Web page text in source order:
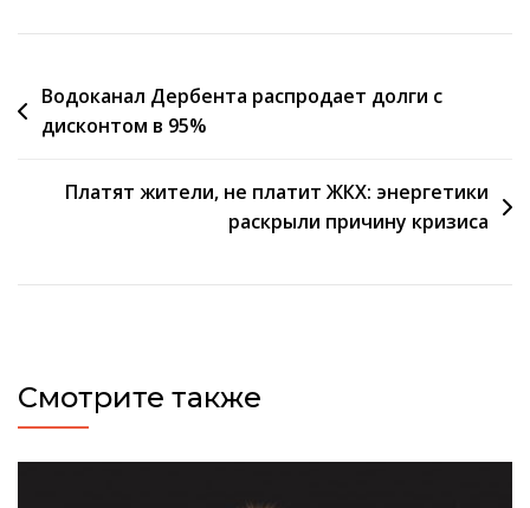
Навигация
по
Водоканал Дербента распродает долги с
дисконтом в 95%
Платят жители, не платит ЖКХ: энергетики
раскрыли причину кризиса
Смотрите также